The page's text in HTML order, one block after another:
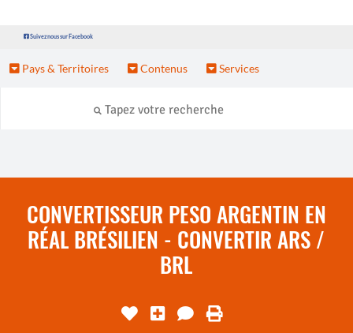
Suivez nous sur Facebook
Pays & Territoires Contenus Services
CONVERTISSEUR PESO ARGENTIN EN
RÉAL BRÉSILIEN - CONVERTIR ARS /
BRL